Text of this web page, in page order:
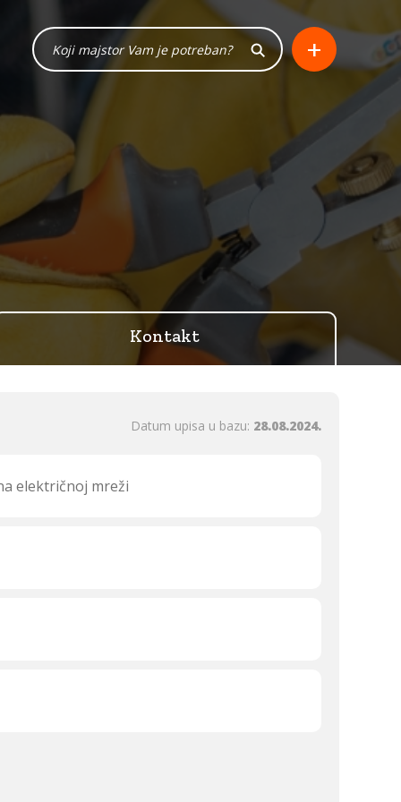
+
Kontakt
Datum upisa u bazu: 28.08.2024.
električnoj mreži